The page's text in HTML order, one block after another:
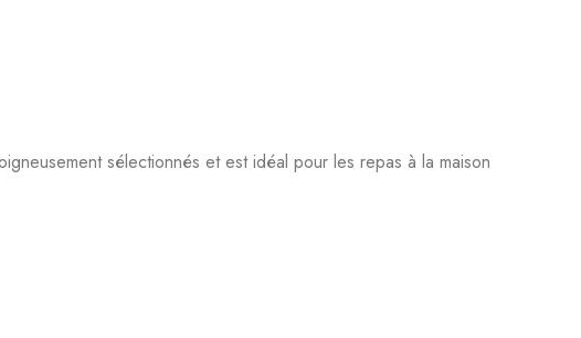
sélectionnés et est idéal pour les repas à la maison